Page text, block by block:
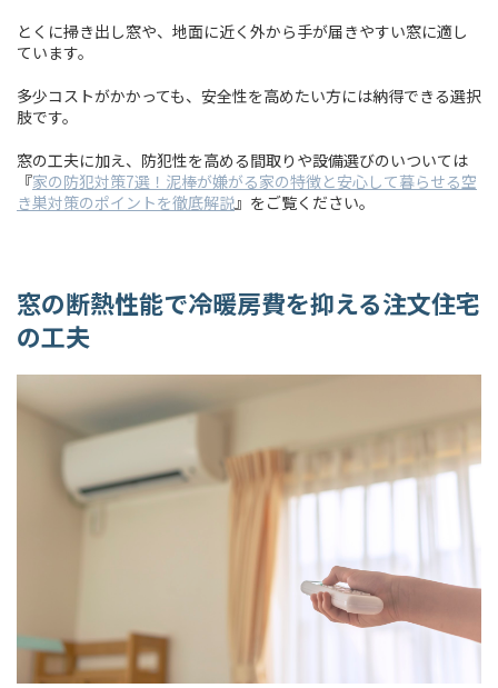
とくに掃き出し窓や、地面に近く外から手が届きやすい窓に適し
ています。
多少コストがかかっても、安全性を高めたい方には納得できる選択
肢です。
窓の工夫に加え、防犯性を高める間取りや設備選びのいついては
『家の防犯対策7選！泥棒が嫌がる家の特徴と安心して暮らせる空
き巣対策のポイントを徹底解説』をご覧ください。
窓の断熱性能で冷暖房費を抑える注文住宅
の工夫